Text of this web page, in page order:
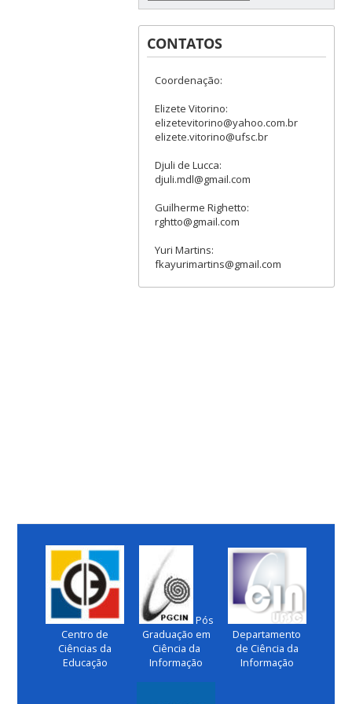
CONTATOS
Coordenação:
Elizete Vitorino:
elizetevitorino@yahoo.com.br
elizete.vitorino@ufsc.br
Djuli de Lucca:
djuli.mdl@gmail.com
Guilherme Righetto:
rghtto@gmail.com
Yuri Martins:
fkayurimartins@gmail.com
Centro de
Ciências da
Educação
Pós
Graduação em
Ciência da
Informação
Departamento
de Ciência da
Informação